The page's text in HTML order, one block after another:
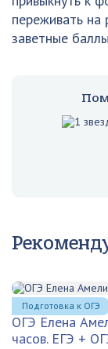
переживать на
заветные
ОГЭ Елена
часов. ЕГЭ +
Подготовка к ОГЭ